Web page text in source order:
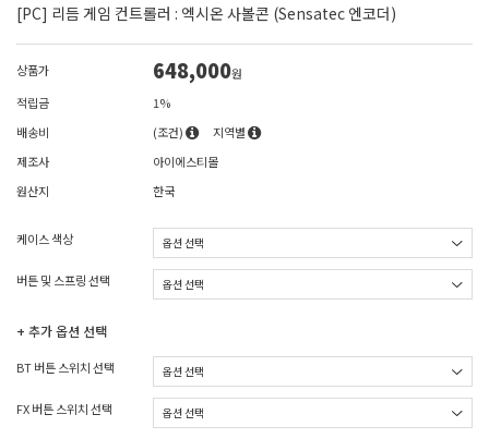
[PC] 리듬 게임 컨트롤러 : 엑시온 사볼콘 (Sensatec 엔코더)
상품가 648,000원
적립금
1%
배송비
(조건)
지역별
제조사
아이에스티몰
원산지
한국
케이스 색상
버튼 및 스프링 선택
+ 추가 옵션 선택
BT 버튼 스위치 선택
FX 버튼 스위치 선택